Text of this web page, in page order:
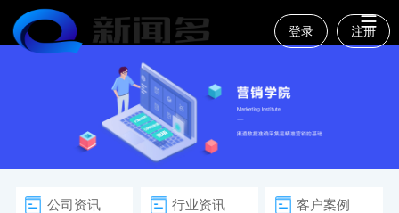
登录 注册
公司资讯 行业资讯 客户案例